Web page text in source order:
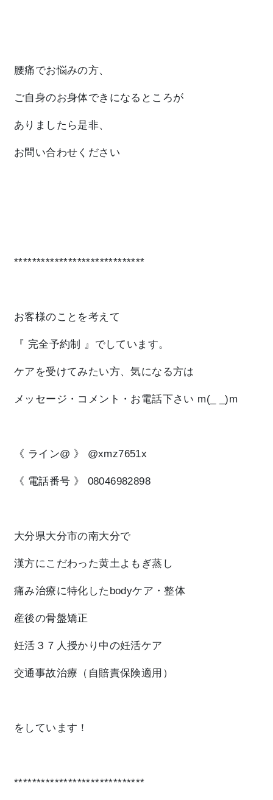
腰痛でお悩みの方、
ご自身のお身体できになるところが
ありましたら是非、
お問い合わせください
*****************************
お客様のことを考えて
『 完全予約制 』 でしています。
ケアを受けてみたい方、気になる方は
メッセージ・コメント・お電話下さい m(_ _)m
《 ライン@ 》 @xmz7651x
《 電話番号 》 08046982898
大分県大分市の南大分で
漢方にこだわった黄土よもぎ蒸し
痛み治療に特化したbodyケア・整体
産後の骨盤矯正
妊活３７人授かり中の妊活ケア
交通事故治療（自賠責保険適用）
をしています！
*****************************